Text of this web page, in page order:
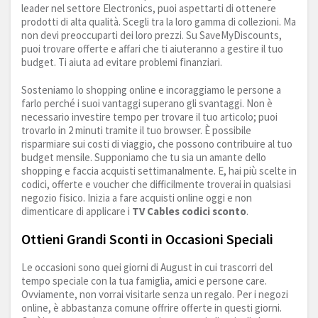
leader nel settore Electronics, puoi aspettarti di ottenere
prodotti di alta qualità. Scegli tra la loro gamma di collezioni. Ma
non devi preoccuparti dei loro prezzi. Su SaveMyDiscounts,
puoi trovare offerte e affari che ti aiuteranno a gestire il tuo
budget. Ti aiuta ad evitare problemi finanziari.
Sosteniamo lo shopping online e incoraggiamo le persone a
farlo perché i suoi vantaggi superano gli svantaggi. Non è
necessario investire tempo per trovare il tuo articolo; puoi
trovarlo in 2 minuti tramite il tuo browser. È possibile
risparmiare sui costi di viaggio, che possono contribuire al tuo
budget mensile. Supponiamo che tu sia un amante dello
shopping e faccia acquisti settimanalmente. E, hai più scelte in
codici, offerte e voucher che difficilmente troverai in qualsiasi
negozio fisico. Inizia a fare acquisti online oggi e non
dimenticare di applicare i TV Cables codici sconto.
Ottieni Grandi Sconti in Occasioni Speciali
Le occasioni sono quei giorni di August in cui trascorri del
tempo speciale con la tua famiglia, amici e persone care.
Ovviamente, non vorrai visitarle senza un regalo. Per i negozi
online, è abbastanza comune offrire offerte in questi giorni.